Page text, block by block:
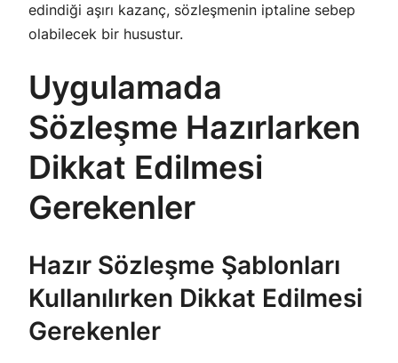
edindiği aşırı kazanç, sözleşmenin iptaline sebep
olabilecek bir husustur.
Uygulamada
Sözleşme Hazırlarken
Dikkat Edilmesi
Gerekenler
Hazır Sözleşme Şablonları
Kullanılırken Dikkat Edilmesi
Gerekenler